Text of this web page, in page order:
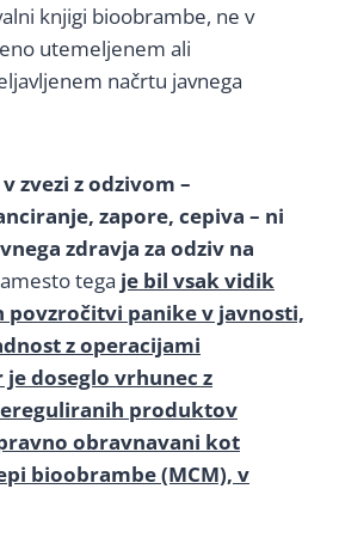
knjigi bioobrambe, ne v
utemeljenem ali
načrtu javnega
zvezi z odzivom –
zapore, cepiva – ni
zdravja za odziv na
tega je bil vsak vidik
povzročitvi panike v javnosti,
z operacijami
doseglo vrhunec z
produktov
obravnavani kot
bioobrambe (MCM), v